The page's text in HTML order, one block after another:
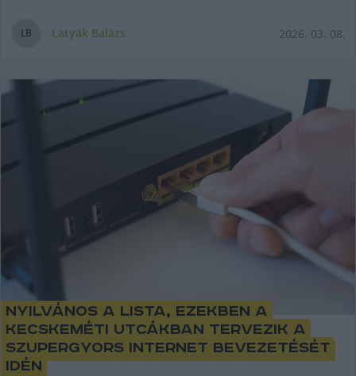
LB Latyák Balázs 2026. 03. 08.
Nyilvános a lista, ezekben a
kecskeméti utcákban tervezik a
szupergyors internet bevezetését
idén